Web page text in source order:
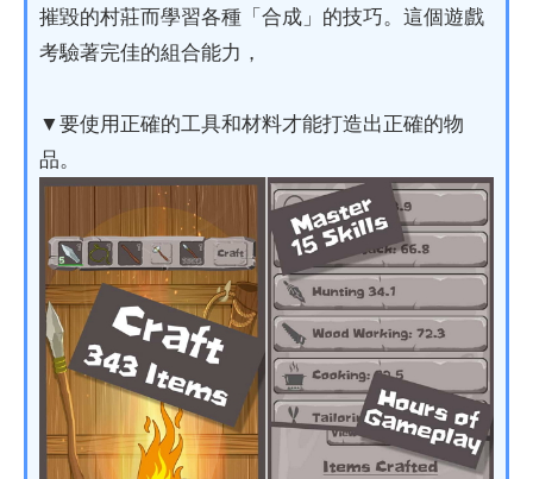
摧毀的村莊而學習各種「合成」的技巧。這個遊戲
考驗著完佳的組合能力，
▼要使用正確的工具和材料才能打造出正確的物
品。